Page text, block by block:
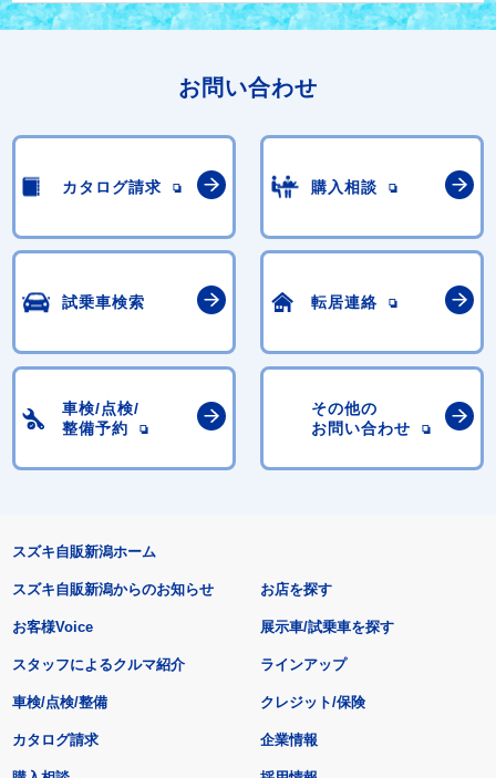
お問い合わせ
カタログ請求 購入相談
試乗車検索 転居連絡
車検/点検/
整備予約
その他の
お問い合わせ
スズキ自販新潟ホーム
スズキ自販新潟からのお知らせ
お客様Voice
スタッフによるクルマ紹介
お店を探す
展示車/試乗車を探す
ラインアップ
車検/点検/整備 クレジット/保険
カタログ請求 企業情報